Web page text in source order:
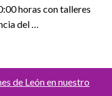
horas con talleres
del …
de León en nuestro